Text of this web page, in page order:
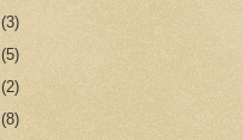
(3)
(5)
(2)
(8)